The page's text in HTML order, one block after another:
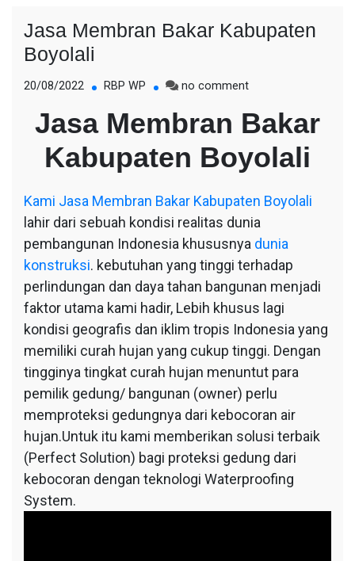
Jasa Membran Bakar Kabupaten
Boyolali
20/08/2022 RBP WP no commenton
Membran
Bakar
Kabupaten
Boyolali
Jasa Membran Bakar
Kabupaten Boyolali
Kami Jasa Membran Bakar Kabupaten Boyolali
lahir dari sebuah kondisi realitas dunia
pembangunan Indonesia khususnya dunia
konstruksi. kebutuhan yang tinggi terhadap
perlindungan dan daya tahan bangunan menjadi
faktor utama kami hadir, Lebih khusus lagi
kondisi geografis dan iklim tropis Indonesia yang
memiliki curah hujan yang cukup tinggi. Dengan
tingginya tingkat curah hujan menuntut para
pemilik gedung/ bangunan (owner) perlu
memproteksi gedungnya dari kebocoran air
hujan.Untuk itu kami memberikan solusi terbaik
(Perfect Solution) bagi proteksi gedung dari
kebocoran dengan teknologi Waterproofing
System.